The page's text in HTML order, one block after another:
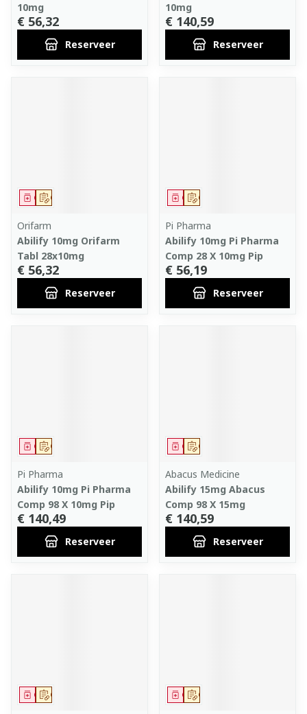
10mg
€ 56,32
Reserveer
10mg
€ 140,59
Reserveer
Op voorschrift
Geneesmiddel
Orifarm
Abilify 10mg Orifarm
Tabl 28x10mg
€ 56,32
Reserveer
Op voorschrift
Geneesmiddel
Pi Pharma
Abilify 10mg Pi Pharma
Comp 28 X 10mg Pip
€ 56,19
Reserveer
Op voorschrift
Geneesmiddel
Pi Pharma
Abilify 10mg Pi Pharma
Comp 98 X 10mg Pip
€ 140,49
Reserveer
Op voorschrift
Geneesmiddel
Abacus Medicine
Abilify 15mg Abacus
Comp 98 X 15mg
€ 140,59
Reserveer
Op voorschrift
Geneesmiddel Op voorschrift
Geneesmiddel